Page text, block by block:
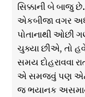
સિક્કાની બે બાજુ
એકબીજા વગર
પોતાનાથી ઓછી
ચુક્યા છીએ, તો
સમય દોહરાવવા
એ સમજવું પણ
જ ભયાનક